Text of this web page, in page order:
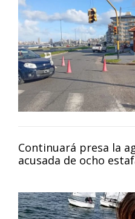
Continuará presa la
acusada de ocho